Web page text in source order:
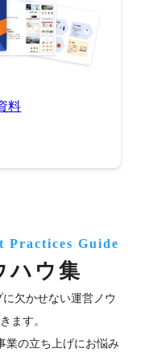
料
Practices Guide
ハウ集
欠かせない運営ノウ
ます。
業の立ち上げにお悩み